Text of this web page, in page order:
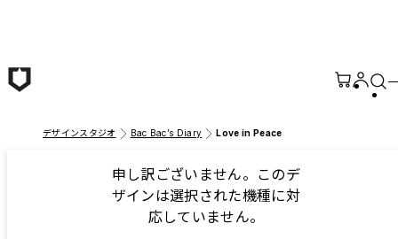
デザインスタジオ Bac Bac’s Diary Love in Peace
申し訳ございません。このデ
ザインは選択された機種に対
応していません。